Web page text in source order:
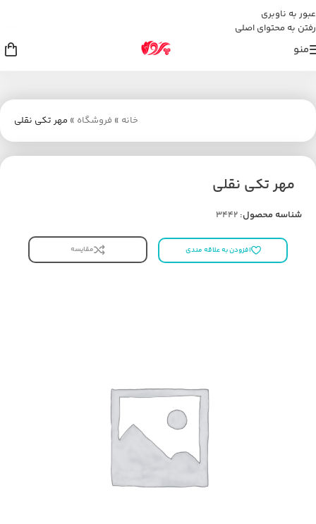
عبور به ناوبری
رفتن به محتوای اصلی
منو
خانه » فروشگاه » مهر تکی نقلی
مهر تکی نقلی
شناسه محصول: 3442
افزودن به علاقه مندی مقایسه